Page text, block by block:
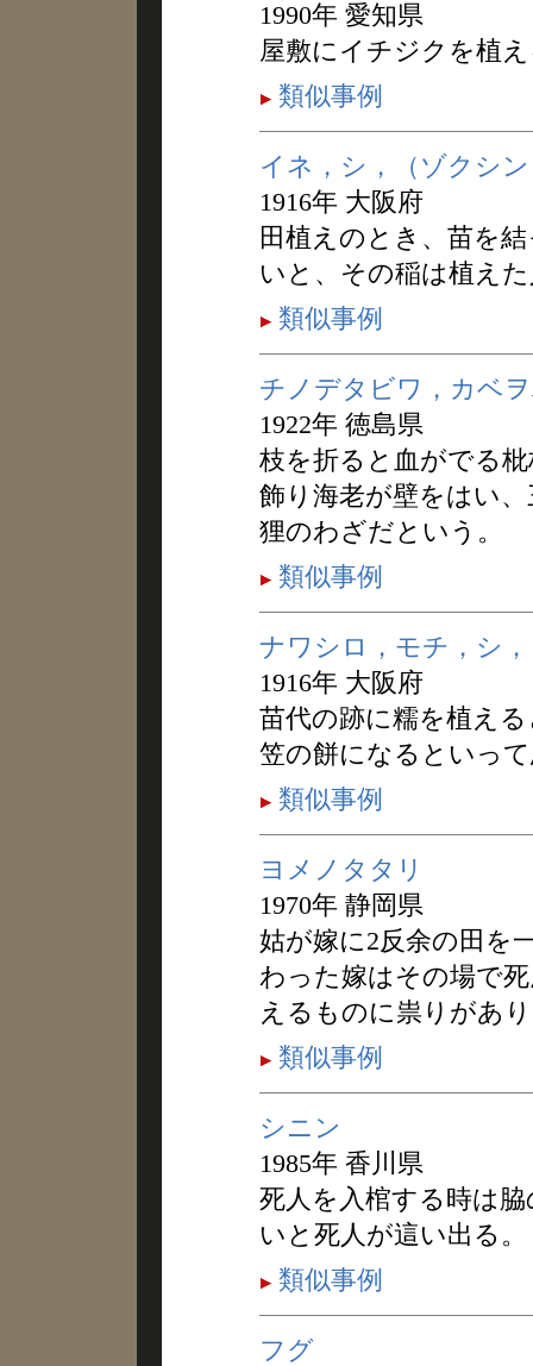
1990年 愛知県
屋敷にイチジクを植
類似事例
イネ，シ，（ゾクシ
1916年 大阪府
田植えのとき、苗を
いと、その稲は植え
類似事例
チノデタビワ，カベ
1922年 徳島県
枝を折ると血がでる
飾り海老が壁をはい
狸のわざだという。
類似事例
ナワシロ，モチ，シ
1916年 大阪府
苗代の跡に糯を植え
笠の餅になるといっ
類似事例
ヨメノタタリ
1970年 静岡県
姑が嫁に2反余の田を
わった嫁はその場で
えるものに祟りがあ
類似事例
シニン
1985年 香川県
死人を入棺する時は
いと死人が這い出る。
類似事例
フグ